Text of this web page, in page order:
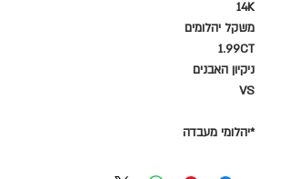
14K
משקל יהלומים
1.99CT
ניקיון האבנים
VS
*יהלומי מעבדה